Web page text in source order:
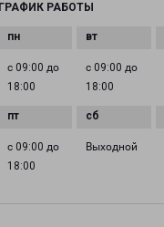
РАБОТЫ
с 09:00 до
18:00
с 09:00 до
18:00
с 09:00 до
18:00
Выходной